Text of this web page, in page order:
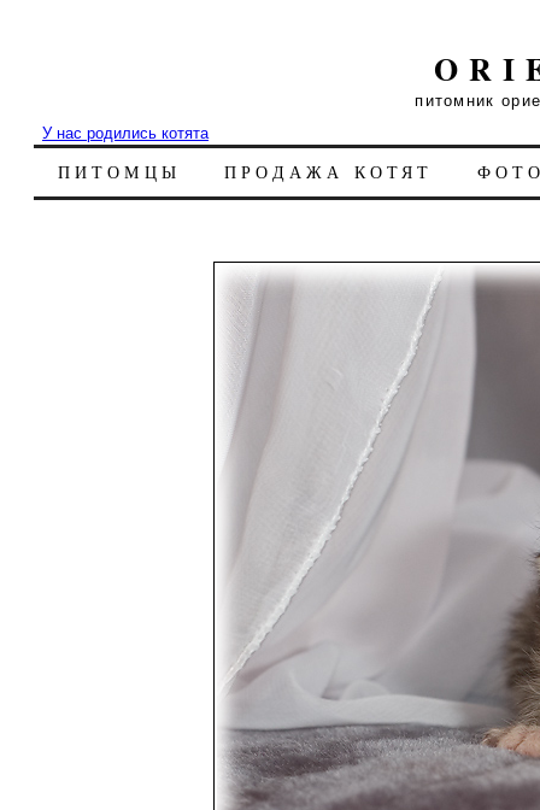
питомник
У нас родились котята
ПИТОМЦЫ ПРОДАЖА КОТЯТ